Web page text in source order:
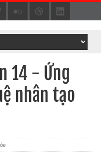
14 - Ứng
nhân tạo